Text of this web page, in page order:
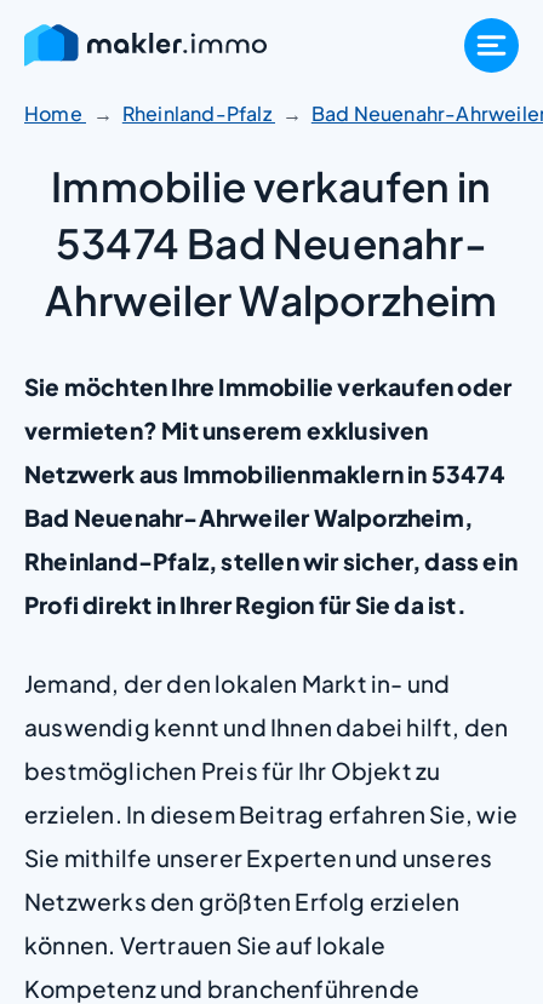
Zum
Inhalt
springen
Home Rheinland-Pfalz Bad Neuenahr-
Immobilie verkaufen in
53474 Bad Neuenahr-
Ahrweiler Walporzheim
Sie möchten Ihre Immobilie verkaufen oder
vermieten? Mit unserem exklusiven
Netzwerk aus Immobilienmaklern in 53474
Bad Neuenahr-Ahrweiler Walporzheim,
Rheinland-Pfalz, stellen wir sicher, dass ein
Profi direkt in Ihrer Region für Sie da ist.
Jemand, der den lokalen Markt in- und
auswendig kennt und Ihnen dabei hilft, den
bestmöglichen Preis für Ihr Objekt zu
erzielen. In diesem Beitrag erfahren Sie, wie
Sie mithilfe unserer Experten und unseres
Netzwerks den größten Erfolg erzielen
können. Vertrauen Sie auf lokale
Kompetenz und branchenführende